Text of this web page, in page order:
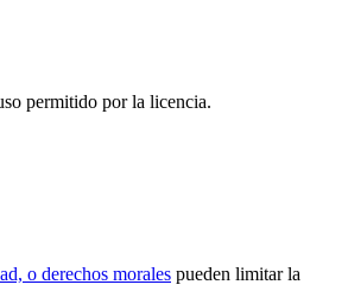
permitido por la licencia.
o derechos morales pueden limitar la